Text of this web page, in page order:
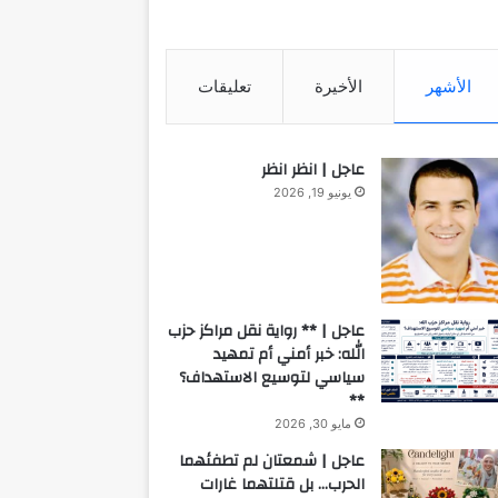
الأشهر الأخيرة تعليقات
عاجل | انظر انظر
يونيو 19, 2026
عاجل | ** رواية نقل مراكز حزب
الله: خبر أمني أم تمهيد
سياسي لتوسيع الاستهداف؟
**
مايو 30, 2026
عاجل | شمعتان لم تطفئهما
الحرب… بل قتلتهما غارات